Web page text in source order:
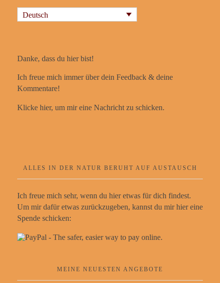
Deutsch
Danke, dass du hier bist!
Ich freue mich immer über dein Feedback & deine
Kommentare!
Klicke hier, um mir eine Nachricht zu schicken.
ALLES IN DER NATUR BERUHT AUF AUSTAUSCH
Ich freue mich sehr, wenn du hier etwas für dich findest.
Um mir dafür etwas zurückzugeben, kannst du mir hier eine
Spende schicken:
MEINE NEUESTEN ANGEBOTE